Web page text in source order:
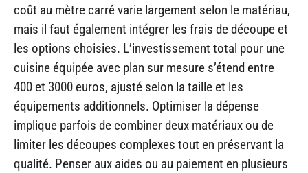
coût au mètre carré varie largement selon le matériau,
mais il faut également intégrer les frais de découpe et
les options choisies. L’investissement total pour une
cuisine équipée avec plan sur mesure s’étend entre
400 et 3000 euros, ajusté selon la taille et les
équipements additionnels. Optimiser la dépense
implique parfois de combiner deux matériaux ou de
limiter les découpes complexes tout en préservant la
qualité. Penser aux aides ou au paiement en plusieurs